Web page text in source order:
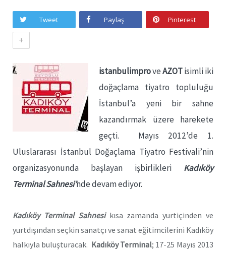
Tweet Paylaş Pinterest
+
istanbulimproveAZOTisimli iki
doğaçlama tiyatro topluluğu
İstanbul’a yeni bir sahne
kazandırmak üzere harekete
geçti. Mayıs 2012’de 1.
Uluslararası İstanbul Doğaçlama Tiyatro Festivali’nin
organizasyonunda başlayan işbirlikleri Kadıköy
Terminal Sahnesi’nde devam ediyor.
Kadıköy Terminal Sahnesikısa zamanda yurtiçinden ve
yurtdışından seçkin sanatçı ve sanat eğitimcilerini Kadıköy
halkıyla buluşturacak. Kadıköy Terminal; 17-25 Mayıs 2013